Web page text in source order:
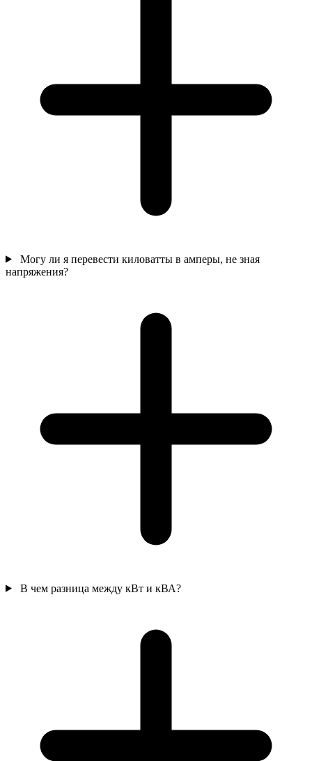
Могу ли я перевести киловатты в амперы, не зная
напряжения?
В чем разница между кВт и кВА?